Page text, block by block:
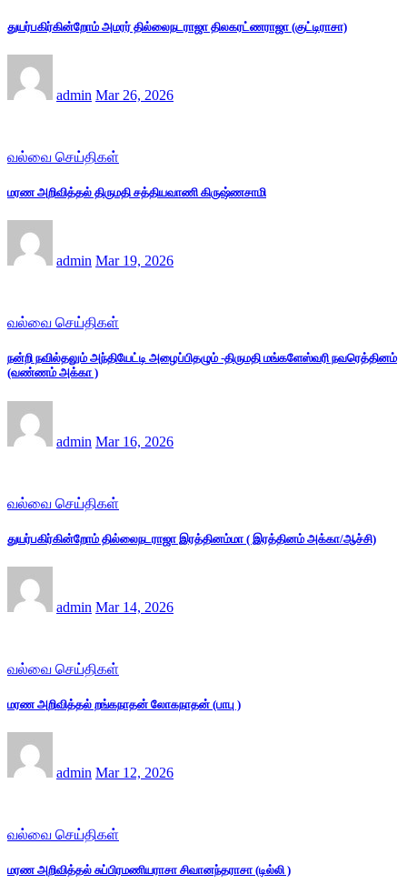
துயர்பகிர்கின்றோம் அமரர் தில்லைநடராஜா திலகரட்ணராஜா (குட்டிராசா)
admin Mar 26, 2026
வல்வை செய்திகள்
மரண அறிவித்தல் திருமதி சத்தியவாணி கிருஷ்ணசாமி
admin Mar 19, 2026
வல்வை செய்திகள்
நன்றி நவில்தலும் அந்தியேட்டி அழைப்பிதழும் -திருமதி மங்களேஸ்வரி நவரெத்தினம்
(வண்ணம் அக்கா )
admin Mar 16, 2026
வல்வை செய்திகள்
துயர்பகிர்கின்றோம் தில்லைநடராஜா இரத்தினம்மா ( இரத்தினம் அக்கா/ஆச்சி)
admin Mar 14, 2026
வல்வை செய்திகள்
மரண அறிவித்தல் றங்கநாதன் லோகநாதன் (பாபு )
admin Mar 12, 2026
வல்வை செய்திகள்
மரண அறிவித்தல் சுப்பிரமணியராசா சிவானந்தராசா (டில்லி )